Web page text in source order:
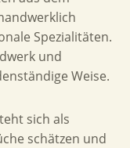
Spezialitäten.
und
Weise.
sich als
schätzen und